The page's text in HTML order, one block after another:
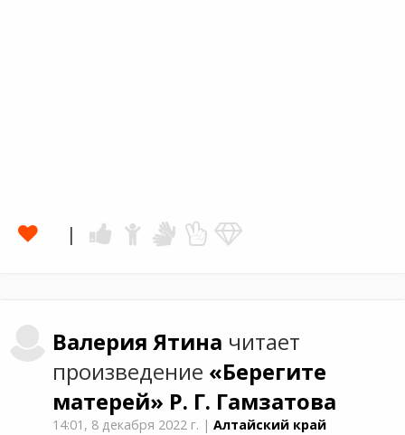
Валерия Ятина читает
произведение «Берегите
матерей» Р. Г. Гамзатова
14:01, 8 декабря 2022 г. |Алтайский край